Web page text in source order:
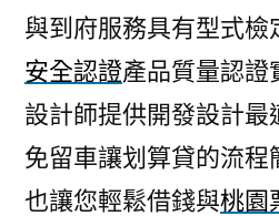
與到府服務具有型式檢
安全認證產品質量認證
設計師提供開發設計最
免留車讓划算貸的流程
也讓您輕鬆借錢與桃園